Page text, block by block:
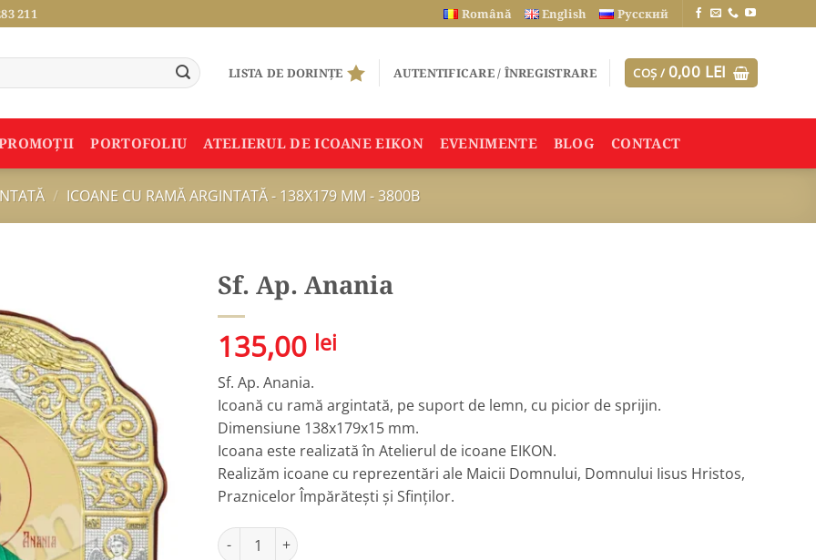
211 Română English Русский
LISTA DE DORINȚE AUTENTIFICARE / ÎNREGISTRARE COȘ / 0,00 LEI
PORTOFOLIU ATELIERUL DE ICOANE EIKON EVENIMENTE BLOG CONTACT
/ ICOANE CU RAMĂ ARGINTATĂ - 138X179 MM - 3800B
Sf. Ap. Anania
135,00 lei
Sf. Ap. Anania.
Icoană cu ramă argintată, pe suport de lemn, cu picior de sprijin.
Dimensiune 138x179x15 mm.
Icoana este realizată în Atelierul de icoane EIKON.
Realizăm icoane cu reprezentări ale Maicii Domnului, Domnului Iisus Hristos,
Praznicelor Împărătești și Sfinților.
Cantitate Sf. Ap. Anania
Alternative: